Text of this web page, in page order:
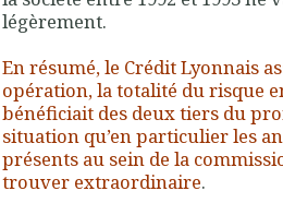
légèrement.
En résumé, le Crédit Lyonnais
opération, la totalité du risque
bénéficiait des deux tiers du
situation qu’en particulier les
présents au sein de la
trouver extraordinaire.